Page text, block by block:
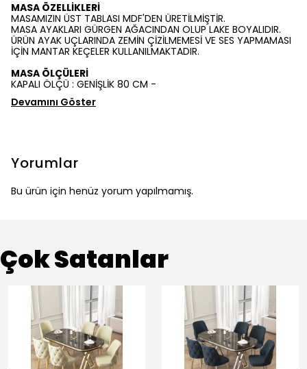
MASA ÖZELLİKLERİ
MASAMIZIN ÜST TABLASI MDF'DEN ÜRETİLMİŞTİR.
MASA AYAKLARI GÜRGEN AĞACINDAN OLUP LAKE BOYALIDIR.
ÜRÜN AYAK UÇLARINDA ZEMİN ÇİZİLMEMESİ VE SES YAPMAMASI
İÇİN MANTAR KEÇELER KULLANILMAKTADIR.
MASA ÖLÇÜLERİ
KAPALI ÖLÇÜ : GENİŞLİK 80 CM -
Devamını Göster
Yorumlar
Bu ürün için henüz yorum yapılmamış.
Çok Satanlar